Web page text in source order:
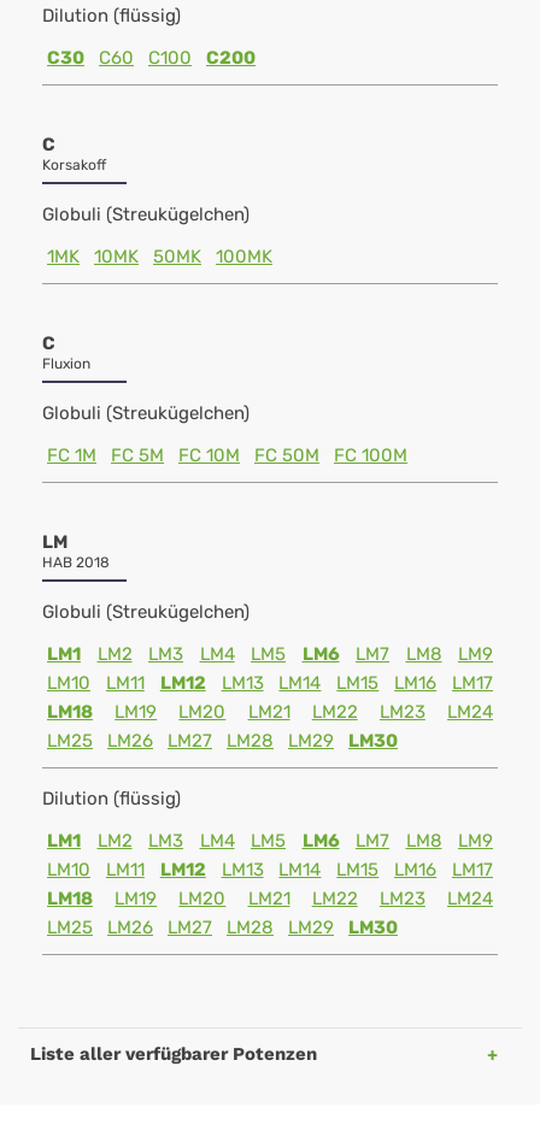
Dilution (flüssig)
C30
C60 C100 C200
C
Korsakoff
Globuli (Streukügelchen)
1MK
10MK 50MK 100MK
C
Fluxion
Globuli (Streukügelchen)
FC 1M
FC 5M FC 10M FC 50M FC 100M
LM
HAB 2018
Globuli (Streukügelchen)
LM1
LM2 LM3 LM4 LM5 LM6 LM7 LM8
LM9
LM10
LM11 LM12 LM13 LM14 LM15 LM16
LM17
LM18
LM19 LM20 LM21 LM22 LM23
LM24
LM25
LM26 LM27 LM28 LM29 LM30
Dilution (flüssig)
LM1
LM2 LM3 LM4 LM5 LM6 LM7 LM8
LM9
LM10
LM11 LM12 LM13 LM14 LM15 LM16
LM17
LM18
LM19 LM20 LM21 LM22 LM23
LM24
LM25
LM26 LM27 LM28 LM29 LM30
Liste aller verfügbarer Potenzen